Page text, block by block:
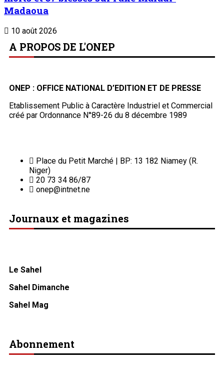
Madaoua
10 août 2026
A PROPOS DE L'ONEP
ONEP : OFFICE NATIONAL D’EDITION ET DE PRESSE
Etablissement Public à Caractère Industriel et Commercial
créé par Ordonnance N°89-26 du 8 décembre 1989
Place du Petit Marché | BP: 13 182 Niamey (R.
Niger)
20 73 34 86/87
onep@intnet.ne
Journaux et magazines
Le Sahel
Sahel Dimanche
Sahel Mag
Abonnement